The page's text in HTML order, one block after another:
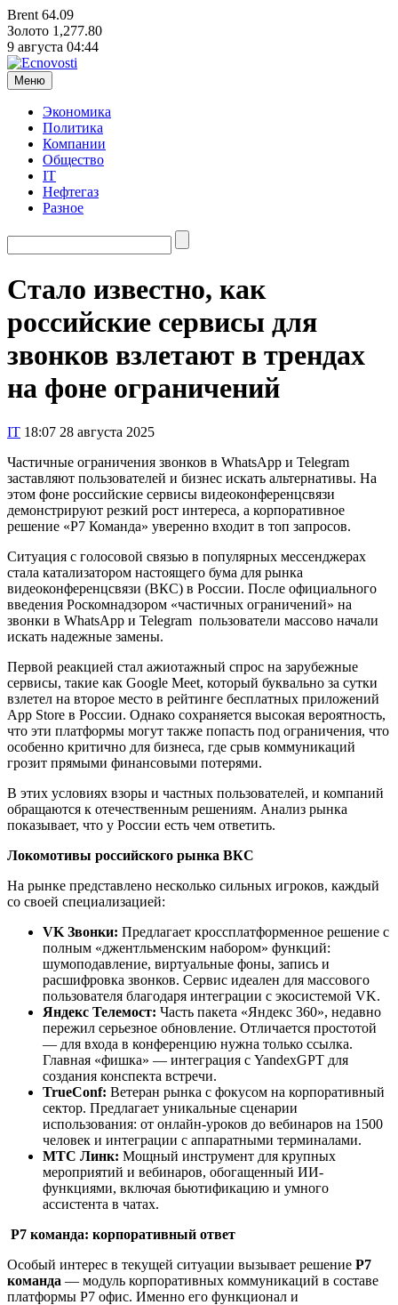
Brent 64.09
Золото 1,277.80
9 августа 04:44
Меню
Экономика
Политика
Компании
Общество
IT
Нефтегаз
Разное
Стало известно, как
российские сервисы для
звонков взлетают в трендах
на фоне ограничений
IT 18:07 28 августа 2025
Частичные ограничения звонков в WhatsApp и Telegram
заставляют пользователей и бизнес искать альтернативы. На
этом фоне российские сервисы видеоконференцсвязи
демонстрируют резкий рост интереса, а корпоративное
решение «Р7 Команда» уверенно входит в топ запросов.
Ситуация с голосовой связью в популярных мессенджерах
стала катализатором настоящего бума для рынка
видеоконференцсвязи (ВКС) в России. После официального
введения Роскомнадзором «частичных ограничений» на
звонки в WhatsApp и Telegram пользователи массово начали
искать надежные замены.
Первой реакцией стал ажиотажный спрос на зарубежные
сервисы, такие как Google Meet, который буквально за сутки
взлетел на второе место в рейтинге бесплатных приложений
App Store в России. Однако сохраняется высокая вероятность,
что эти платформы могут также попасть под ограничения, что
особенно критично для бизнеса, где срыв коммуникаций
грозит прямыми финансовыми потерями.
В этих условиях взоры и частных пользователей, и компаний
обращаются к отечественным решениям. Анализ рынка
показывает, что у России есть чем ответить.
Локомотивы российского рынка ВКС
На рынке представлено несколько сильных игроков, каждый
со своей специализацией:
VK Звонки: Предлагает кроссплатформенное решение с
полным «джентльменским набором» функций:
шумоподавление, виртуальные фоны, запись и
расшифровка звонков. Сервис идеален для массового
пользователя благодаря интеграции с экосистемой VK.
Яндекс Телемост: Часть пакета «Яндекс 360», недавно
пережил серьезное обновление. Отличается простотой
— для входа в конференцию нужна только ссылка.
Главная «фишка» — интеграция с YandexGPT для
создания конспекта встречи.
TrueConf: Ветеран рынка с фокусом на корпоративный
сектор. Предлагает уникальные сценарии
использования: от онлайн-уроков до вебинаров на 1500
человек и интеграции с аппаратными терминалами.
МТС Линк: Мощный инструмент для крупных
мероприятий и вебинаров, обогащенный ИИ-
функциями, включая бьютификацию и умного
ассистента в чатах.
Р7 команда: корпоративный ответ
Особый интерес в текущей ситуации вызывает решение Р7
команда — модуль корпоративных коммуникаций в составе
платформы Р7 офис. Именно его функционал и